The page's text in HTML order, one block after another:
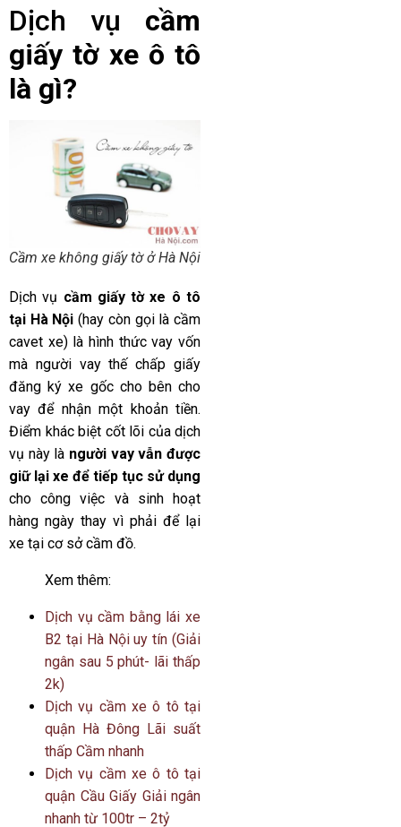
Dịch vụ cầm
giấy tờ xe ô tô
là gì?
Cầm xe không giấy tờ ở Hà Nội
Dịch vụ cầm giấy tờ xe ô tô
tại Hà Nội (hay còn gọi là cầm
cavet xe) là hình thức vay vốn
mà người vay thế chấp giấy
đăng ký xe gốc cho bên cho
vay để nhận một khoản tiền.
Điểm khác biệt cốt lõi của dịch
vụ này là người vay vẫn được
giữ lại xe để tiếp tục sử dụng
cho công việc và sinh hoạt
hàng ngày thay vì phải để lại
xe tại cơ sở cầm đồ.
Xem thêm:
Dịch vụ cầm bằng lái xe
B2 tại Hà Nội uy tín (Giải
ngân sau 5 phút- lãi thấp
2k)
Dịch vụ cầm xe ô tô tại
quận Hà Đông Lãi suất
thấp Cầm nhanh
Dịch vụ cầm xe ô tô tại
quận Cầu Giấy Giải ngân
nhanh từ 100tr – 2tỷ